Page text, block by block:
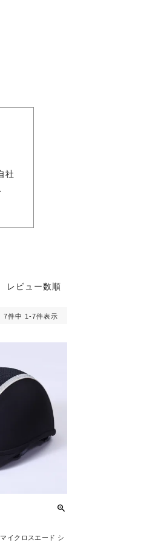
社
レビュー数順
7件中 1 -7件表示
イクロスエード シ